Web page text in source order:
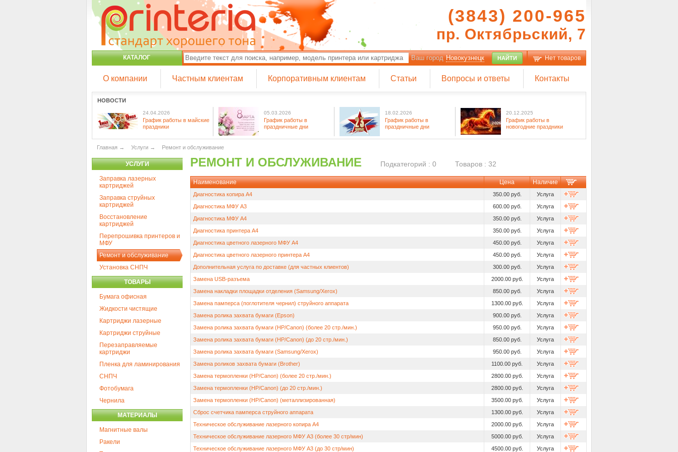
(3843) 200-965
пр. Октябрьский, 7
КАТАЛОГ Ваш город Новокузнецк НАЙТИ Нет товаров
О компании Частным клиентам Корпоративным клиентам Статьи Вопросы и ответы Контакты
НОВОСТИ
24.04.2026
График работы в майские
праздники
05.03.2026
График работы в
праздничные дни
18.02.2026
График работы в
праздничные дни
20.12.2025
График работы в
новогодние праздники
Главная → Услуги → Ремонт и обслуживание
УСЛУГИ
Заправка лазерных
картриджей
Заправка струйных
картриджей
Восстановление
картриджей
Перепрошивка принтеров и
МФУ
Ремонт и обслуживание
Установка СНПЧ
ТОВАРЫ
Бумага офисная
Жидкости чистящие
Картриджи лазерные
Картриджи струйные
Перезаправляемые
картриджи
Пленка для ламинирования
СНПЧ
Фотобумага
Чернила
МАТЕРИАЛЫ
Магнитные валы
Ракели
РЕМОНТ И ОБСЛУЖИВАНИЕ Подкатегорий : 0 Товаров : 32
Наименование Цена Наличие
Диагностика копира А4 350.00 руб.
Услуга
Диагностика МФУ А3
600.00 руб.
Услуга
Диагностика МФУ А4
350.00 руб.
Услуга
Диагностика принтера А4
350.00 руб.
Услуга
Диагностика цветного лазерного МФУ А4
450.00 руб.
Услуга
Диагностика цветного лазерного принтера А4
450.00 руб.
Услуга
Дополнительная услуга по доставке (для частных клиентов)
300.00 руб.
Услуга
Замена USB-разъема
2000.00 руб.
Услуга
Замена накладки площадки отделения (Samsung/Xerox)
850.00 руб.
Услуга
Замена памперса (поглотителя чернил) струйного аппарата
1300.00 руб.
Услуга
Замена ролика захвата бумаги (Epson)
900.00 руб.
Услуга
Замена ролика захвата бумаги (HP/Canon) (более 20 стр./мин.)
950.00 руб.
Услуга
Замена ролика захвата бумаги (HP/Canon) (до 20 стр./мин.)
850.00 руб.
Услуга
Замена ролика захвата бумаги (Samsung/Xerox)
950.00 руб.
Услуга
Замена роликов захвата бумаги (Brother)
1100.00 руб.
Услуга
Замена термопленки (HP/Canon) (более 20 стр./мин.)
2800.00 руб.
Услуга
Замена термопленки (HP/Canon) (до 20 стр./мин.)
2800.00 руб.
Услуга
Замена термопленки (HP/Canon) (металлизированная)
3500.00 руб.
Услуга
Сброс счетчика памперса струйного аппарата
1300.00 руб.
Услуга
Техническое обслуживание лазерного копира А4
2000.00 руб.
Услуга
Техническое обслуживание лазерного МФУ А3 (более 30 стр/мин)
5000.00 руб.
Услуга
Техническое обслуживание лазерного МФУ А3 (до 30 стр/мин)
4500.00 руб. Услуга